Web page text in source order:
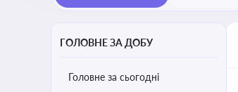
ГОЛОВНЕ ЗА ДОБУ
Головне за сьогодні